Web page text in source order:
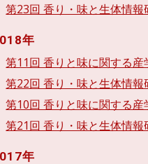
第23回 香り・味と生体情
年
第11回 香りと味に関する
第22回 香り・味と生体情
第10回 香りと味に関する
第21回 香り・味と生体情
年